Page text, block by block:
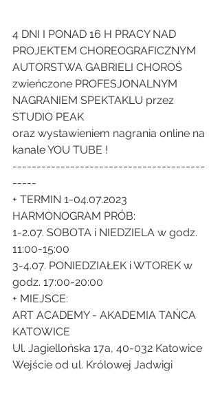
4 DNI I PONAD 16 H PRACY NAD
PROJEKTEM CHOREOGRAFICZNYM
AUTORSTWA GABRIELI CHOROŚ
zwieńczone PROFESJONALNYM
NAGRANIEM SPEKTAKLU przez
STUDIO PEAK
oraz wystawieniem nagrania online na
kanale YOU TUBE !
​----------------------------------------
-----
+ TERMIN 1-04.07.2023
HARMONOGRAM PRÓB:
1-2.07. SOBOTA i NIEDZIELA w godz.
11:00-15:00
3-4.07. PONIEDZIAŁEK i WTOREK w
godz. 17:00-20:00
+ MIEJSCE:
ART ACADEMY - AKADEMIA TAŃCA
KATOWICE
Ul. Jagiellońska 17a, 40-032 Katowice
Wejście od ul. Królowej Jadwigi